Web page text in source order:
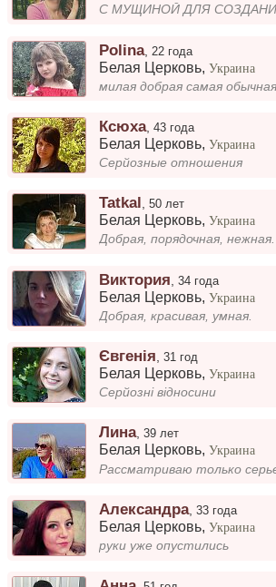
С МУЩИНОЙ ДЛЯ
Polina, 22 года
Белая Церковь,Украина
милая добрая самая
Ксюха,43 года
Белая Церковь,Украина
Серйозные отношения
Tatkal,50 лет
Белая Церковь,Украина
Виктория ,34 года
Белая Церковь,Украина
Добрая, красивая, умная.
Євгенія ,31 год
Белая Церковь,Украина
Серйозні відносини
Лина,39 лет
Белая Церковь,Украина
Рассматриваю только
Александра,33 года
Белая Церковь,Украина
руки уже опустились